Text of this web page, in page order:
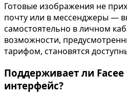
В школе
На подиуме
Формула 1
В образе вампира
Алиса в Стране чудес
С мотоциклом
Готовые изображения не
почту или в мессенджеры —
самостоятельно в личном
возможности,
тарифом, становятся
Поддерживает ли
интерфейс?